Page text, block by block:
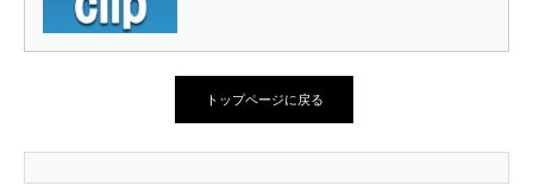
トップページに戻る